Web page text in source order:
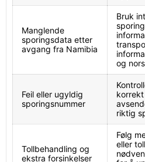
Manglende
sporingsdata etter
avgang fra Namibia
Bruk
og
Feil eller ugyldig
sporingsnummer
riktig
Tollbehandling og
ekstra forsinkelser
Følg
eller